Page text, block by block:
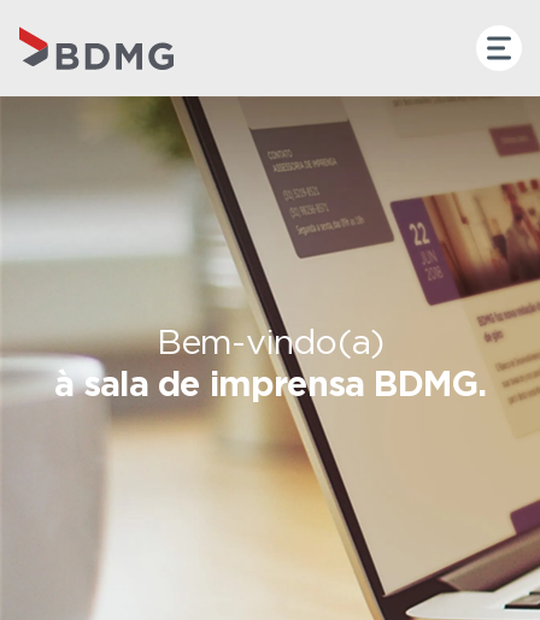
Bem-vindo(a)
à sala de imprensa BDMG.